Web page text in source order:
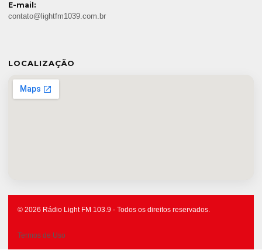
E-mail:
contato@lightfm1039.com.br
LOCALIZAÇÃO
© 2026 Rádio Light FM 103.9 - Todos os direitos reservados.
Termos de Uso